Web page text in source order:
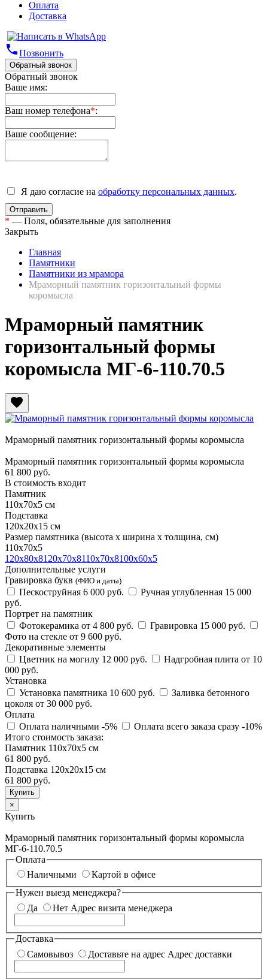
Оплата
Доставка
phoneПозвонить
Обратный звонок
Обратный звонок
Ваше имя:
Ваш номер телефона*:
Ваше сообщение:
Я даю согласие на обработку персональных данных.
* — Поля, обязательные для заполнения
Закрыть
Главная
Памятники
Памятники из мрамора
Мраморный памятник горизонтальный формы
коромысла
Мраморный памятник
горизонтальный формы
коромысла МГ-6-110.70.5
favorite
Мраморный памятник горизонтальный формы коромысла
Мраморный памятник горизонтальный формы коромысла
61 800 руб.
В стоимость входит
Памятник
110х70х5 см
Подставка
120х20х15 см
Размер памятника (высота х ширина х толщина, см)
110х70х5
120х80х8120х70х8110х70х8100х60х5
Дополнительные услуги
Гравировка букв (ФИО и даты)
Пескоструйная 6 000 руб. Ручная углубленная 15 000
руб.
Портрет на памятник
Фотокерамика от 4 800 руб. Гравировка 15 000 руб.
Фото на стекле от 9 600 руб.
Декоративные элементы
Цветник на могилу 12 000 руб. Надгробная плита от 10
000 руб.
Установка
Установка памятника 10 600 руб.
Заливка бетонного
цоколя от 30 000 руб.
Оплата
Оплата наличными -5% Оплата всего заказа сразу -10%
Итого стоимость заказа:
Памятник 110х70х5 см
61 800 руб.
Подставка 120х20х15 см
61 800 руб.
×
Купить
Мраморный памятник горизонтальный формы коромысла
МГ-6-110.70.5
Оплата
Наличными
Картой в офисе
Нужен выезд менеджера?
Да
Нет Адрес визита менеджера
Доставка
Самовывоз
Доставьте на адрес Адрес доставки